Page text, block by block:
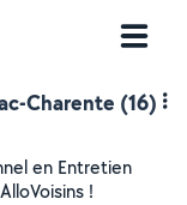
Charente (16)
en Entretien
!